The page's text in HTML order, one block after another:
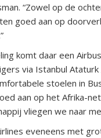
“Zowel op de
goed aan op
komt daar een
via Istanbul
stoelen in
aan op het Afrika-
vliegen we naar
eveneens met